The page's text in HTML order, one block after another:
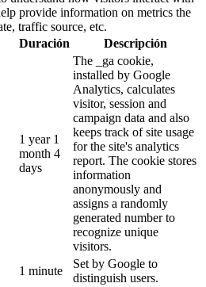
provide information on metrics the
traffic source, etc.
Duración Descripción
1 year 1
month 4
days
The _ga cookie,
installed by Google
Analytics, calculates
visitor, session and
campaign data and also
keeps track of site usage
for the site's analytics
report. The cookie stores
information
anonymously and
assigns a randomly
generated number to
recognize unique
visitors.
1 minute
Set by Google to
distinguish users.